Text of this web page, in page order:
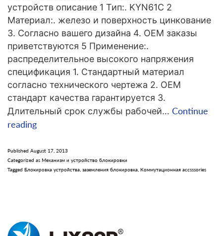
устройств описание 1 Тип:. KYN61C 2
Материал:. железо и поверхность цинкование
3. Согласно вашего дизайна 4. OEM заказы
приветствуются 5 Применение:.
распределительное высокого напряжения
спецификация 1. Стандартный материал
согласно технического чертежа 2. OEM
стандарт качества гарантируется 3.
Длительный срок службы рабочей… Continue
readingKYN61
блокировки
для
распределительных
Published August 17, 2013
Categorized as Механизм и устройство блокировки
Tagged Блокировка устройства заземления блокировка Коммутационная accsssories